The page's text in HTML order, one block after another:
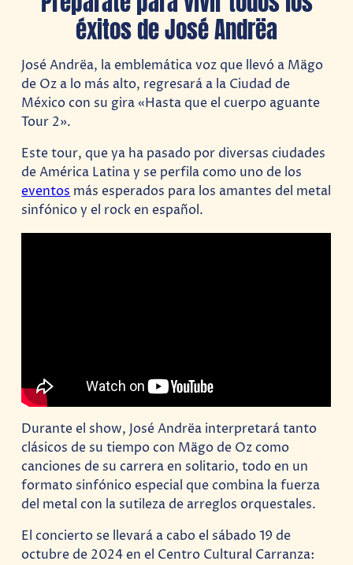
éxitos de José Andrëa
José Andrëa, la emblemática voz que llevó a Mägo
de Oz a lo más alto, regresará a la Ciudad de
México con su gira «Hasta que el cuerpo aguante
Tour 2».
Este tour, que ya ha pasado por diversas ciudades
de América Latina y se perfila como uno de los
eventos más esperados para los amantes del metal
sinfónico y el rock en español.
Durante el show, José Andrëa interpretará tanto
clásicos de su tiempo con Mägo de Oz como
canciones de su carrera en solitario, todo en un
formato sinfónico especial que combina la fuerza
del metal con la sutileza de arreglos orquestales.
El concierto se llevará a cabo el sábado 19 de
octubre de 2024 en el Centro Cultural Carranza: